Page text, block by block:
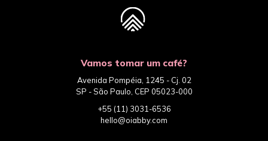
Vamos tomar um café?
Avenida Pompéia, 1245 - Cj. 02
SP - São Paulo, CEP 05023-000
+55 (11) 3031-6536
hello@oiabby.com